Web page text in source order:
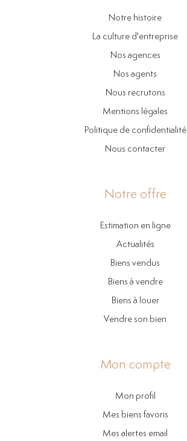
Notre histoire
La culture d'entreprise
Nos agences
Nos agents
Nous recrutons
Mentions légales
Politique de confidentialité
Nous contacter
Notre offre
Estimation en ligne
Actualités
Biens vendus
Biens à vendre
Biens à louer
Vendre son bien
Mon compte
Mon profil
Mes biens favoris
Mes alertes email